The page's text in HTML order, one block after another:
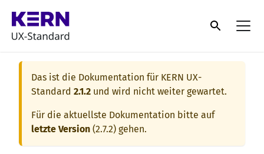
Das ist die Dokumentation für KERN UX-
Standard 2.1.2 und wird nicht weiter gewartet.
Für die aktuellste Dokumentation bitte auf
letzte Version (2.7.2) gehen.